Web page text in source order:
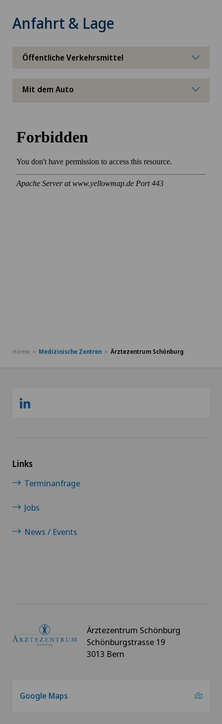
Anfahrt & Lage
Öffentliche Verkehrsmittel
Mit dem Auto
Home Medizinische Zentren Ärztezentrum Schönburg
Links
Terminanfrage
Jobs
News / Events
Ärztezentrum Schönburg
Schönburgstrasse 19
3013 Bern
Google Maps